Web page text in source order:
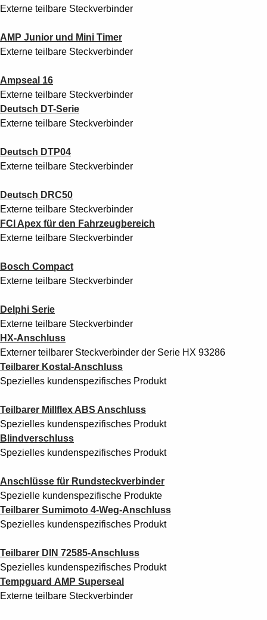
Externe teilbare Steckverbinder
AMP Junior und Mini Timer
Externe teilbare Steckverbinder
Ampseal 16
Externe teilbare Steckverbinder
Deutsch DT-Serie
Externe teilbare Steckverbinder
Deutsch DTP04
Externe teilbare Steckverbinder
Deutsch DRC50
Externe teilbare Steckverbinder
FCI Apex für den Fahrzeugbereich
Externe teilbare Steckverbinder
Bosch Compact
Externe teilbare Steckverbinder
Delphi Serie
Externe teilbare Steckverbinder
HX-Anschluss
Externer teilbarer Steckverbinder der Serie HX 93286
Teilbarer Kostal-Anschluss
Spezielles kundenspezifisches Produkt
Teilbarer Millflex ABS Anschluss
Spezielles kundenspezifisches Produkt
Blindverschluss
Spezielles kundenspezifisches Produkt
Anschlüsse für Rundsteckverbinder
Spezielle kundenspezifische Produkte
Teilbarer Sumimoto 4-Weg-Anschluss
Spezielles kundenspezifisches Produkt
Teilbarer DIN 72585-Anschluss
Spezielles kundenspezifisches Produkt
Tempguard AMP Superseal
Externe teilbare Steckverbinder